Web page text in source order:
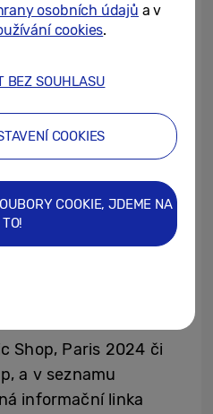
službám a
zážitkem
sportovcům v Paříži i
bude každý model
GB dat (ve spolupráci
a mezinárodní
snadnější orientaci
Shop, Paris 2024 či
a v seznamu
informační linka
osobních údajů a v
cookies.
BEZ SOUHLASU
COOKIES
COOKIE, JDEME NA
TO!